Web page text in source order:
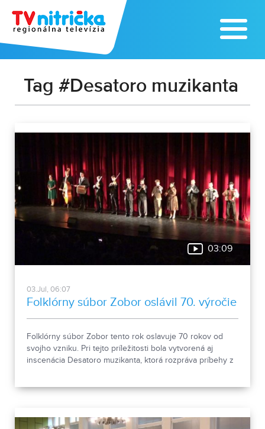
Tag #Desatoro muzikanta
03:09
03.Jul, 06:07
Folklórny súbor Zobor oslávil 70. výročie
Folklórny súbor Zobor tento rok oslavuje 70 rokov od
svojho vzniku. Pri tejto príležitosti bola vytvorená aj
inscenácia Desatoro muzikanta, ktorá rozpráva príbehy z